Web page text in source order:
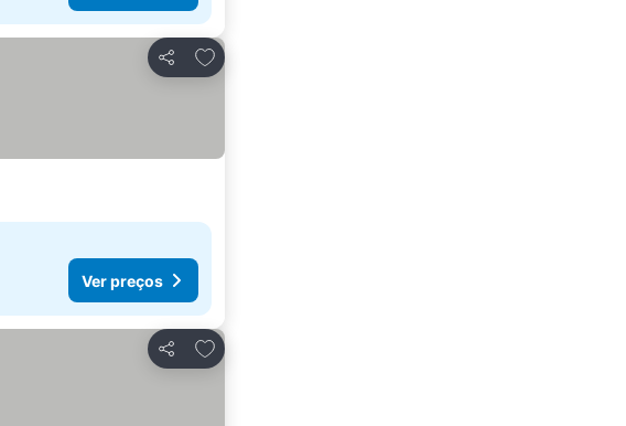
Partilhar
Adicionar aos favoritos
Ver preços
Partilhar
Adicionar aos favoritos